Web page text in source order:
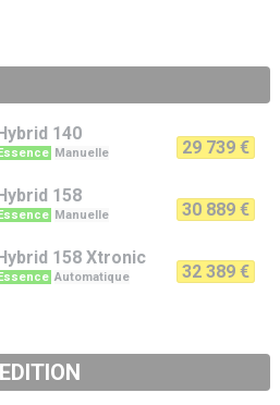
140
Manuelle 29 739 €
158
Manuelle 30 889 €
158 Xtronic
Automatique 32 389 €